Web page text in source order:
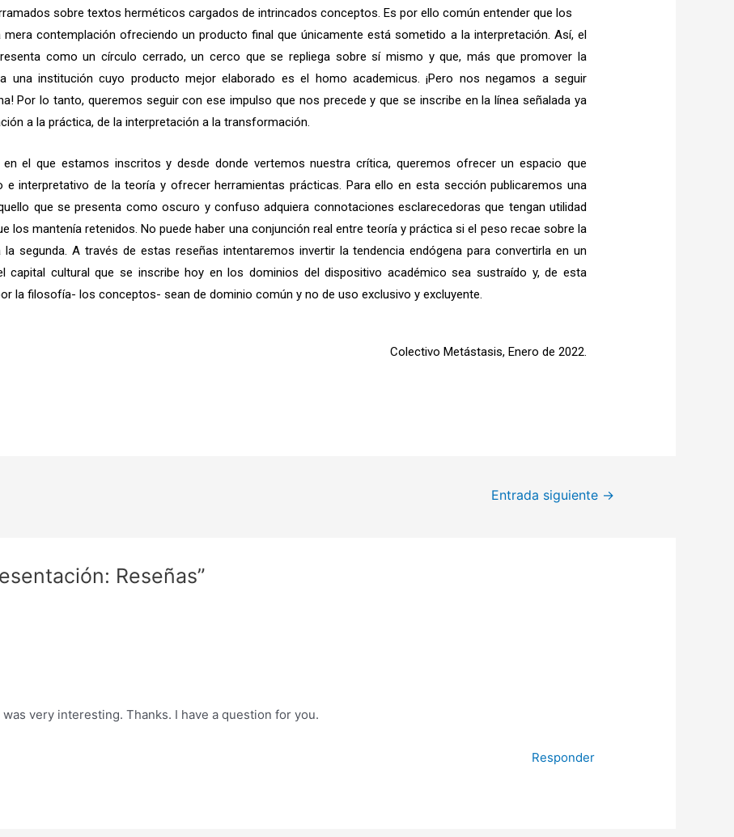
sobre textos herméticos cargados de intrincados conceptos. Es por ello común entender que los
contemplación ofreciendo un producto final que únicamente está sometido a la interpretación. Así, el
como un círculo cerrado, un cerco que se repliega sobre sí mismo y que, más que promover la
una institución cuyo producto mejor elaborado es el homo academicus. ¡Pero nos negamos a seguir
Por lo tanto, queremos seguir con ese impulso que nos precede y que se inscribe en la línea señalada ya
a la práctica, de la interpretación a la transformación.
el que estamos inscritos y desde donde vertemos nuestra crítica, queremos ofrecer un espacio que
interpretativo de la teoría y ofrecer herramientas prácticas. Para ello en esta sección publicaremos una
que se presenta como oscuro y confuso adquiera connotaciones esclarecedoras que tengan utilidad
los mantenía retenidos. No puede haber una conjunción real entre teoría y práctica si el peso recae sobre la
segunda. A través de estas reseñas intentaremos invertir la tendencia endógena para convertirla en un
capital cultural que se inscribe hoy en los dominios del dispositivo académico sea sustraído y, de esta
la filosofía- los conceptos- sean de dominio común y no de uso exclusivo y excluyente.
Colectivo Metástasis, Enero de 2022.
Entrada siguiente →
Reseñas”
very interesting. Thanks. I have a question for you.
Responder